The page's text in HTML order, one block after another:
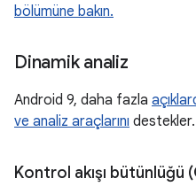
bölümüne bakın.
Dinamik analiz
Android 9, daha fazla
ve analiz araçlarını destekler.
Kontrol akışı bütünlüğü